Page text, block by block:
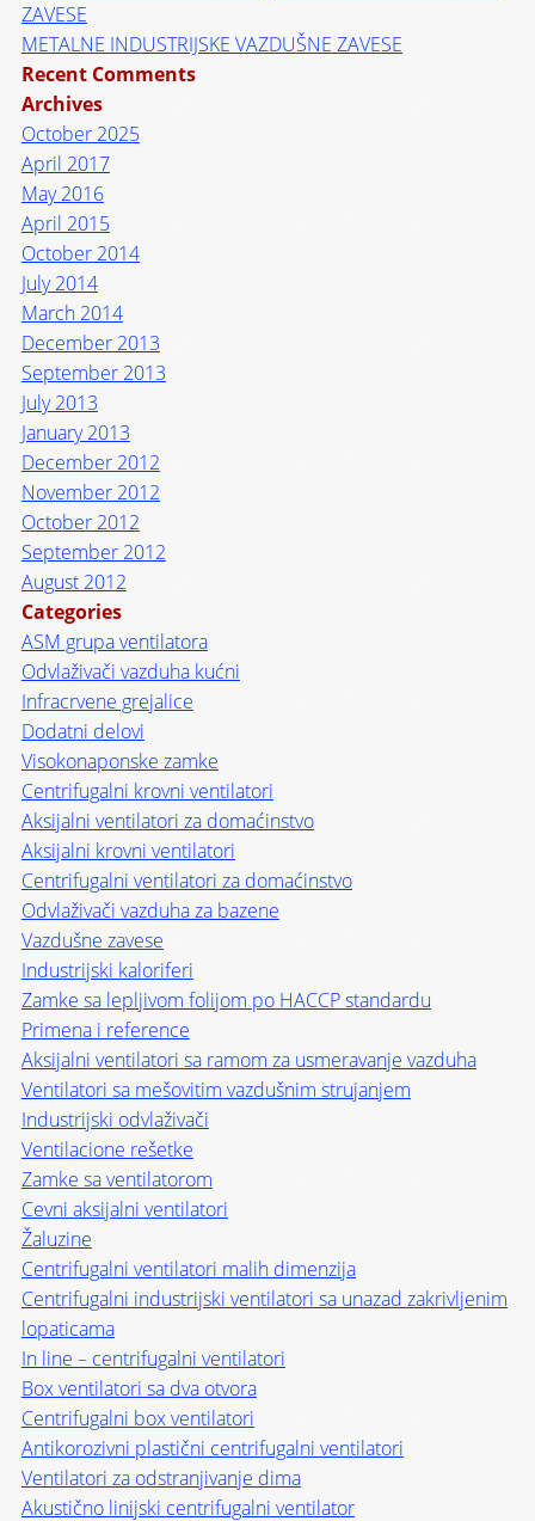
ZAVESE
METALNE INDUSTRIJSKE VAZDUŠNE ZAVESE
Recent Comments
Archives
October 2025
April 2017
May 2016
April 2015
October 2014
July 2014
March 2014
December 2013
September 2013
July 2013
January 2013
December 2012
November 2012
October 2012
September 2012
August 2012
Categories
ASM grupa ventilatora
Odvlaživači vazduha kućni
Infracrvene grejalice
Dodatni delovi
Visokonaponske zamke
Centrifugalni krovni ventilatori
Aksijalni ventilatori za domaćinstvo
Aksijalni krovni ventilatori
Centrifugalni ventilatori za domaćinstvo
Odvlaživači vazduha za bazene
Vazdušne zavese
Industrijski kaloriferi
Zamke sa lepljivom folijom po HACCP standardu
Primena i reference
Aksijalni ventilatori sa ramom za usmeravanje vazduha
Ventilatori sa mešovitim vazdušnim strujanjem
Industrijski odvlaživači
Ventilacione rešetke
Zamke sa ventilatorom
Cevni aksijalni ventilatori
Žaluzine
Centrifugalni ventilatori malih dimenzija
Centrifugalni industrijski ventilatori sa unazad zakrivljenim
lopaticama
In line – centrifugalni ventilatori
Box ventilatori sa dva otvora
Centrifugalni box ventilatori
Antikorozivni plastični centrifugalni ventilatori
Ventilatori za odstranjivanje dima
Akustično linijski centrifugalni ventilator